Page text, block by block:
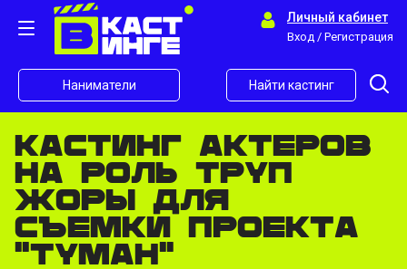
Личный кабинет
Вход / Регистрация
Наниматели Найти кастинг
Кастинг актеров
на роль труп
Жоры для
съемки проекта
"Туман"